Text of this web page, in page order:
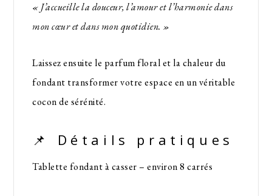
« J’accueille la douceur, l’amour et l’harmonie dans
mon cœur et dans mon quotidien. »
Laissez ensuite le parfum floral et la chaleur du
fondant transformer votre espace en un véritable
cocon de sérénité.
📌 Détails pratiques
Tablette fondant à casser – environ 8 carrés